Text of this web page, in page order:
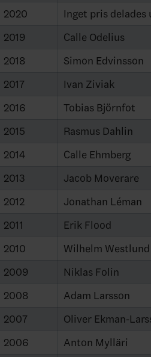
2020
Inget pris delades
2019
Calle Odelius
2018
Simon Edvinsson
2017
Ivan Ziviak
2016
Tobias Björnfot
2015
Rasmus Dahlin
2014
Calle Ehmberg
2013
Jacob Moverare
2012
Jonathan Léman
2011
Erik Flood
2010
Wilhelm Westlund
2009
Niklas Folin
2008
Adam Larsson
2007
Oliver Ekman-
2006
Anton Mylläri